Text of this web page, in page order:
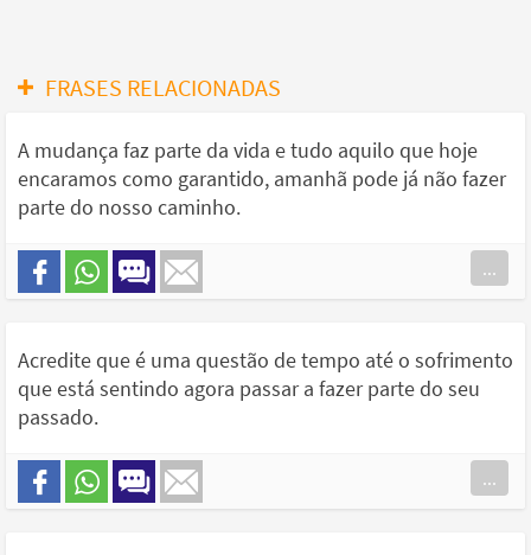
FRASES RELACIONADAS
A mudança faz parte da vida e tudo aquilo que hoje
encaramos como garantido, amanhã pode já não fazer
parte do nosso caminho.
...
Acredite que é uma questão de tempo até o sofrimento
que está sentindo agora passar a fazer parte do seu
passado.
...